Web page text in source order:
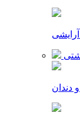
دندان